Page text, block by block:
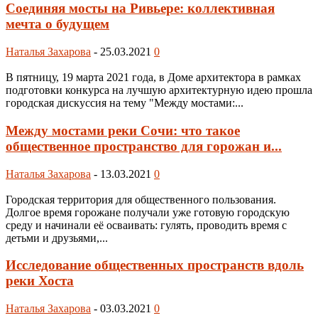
Соединяя мосты на Ривьере: коллективная
мечта о будущем
Наталья Захарова - 25.03.2021 0
В пятницу, 19 марта 2021 года, в Доме архитектора в рамках
подготовки конкурса на лучшую архитектурную идею прошла
городская дискуссия на тему "Между мостами:...
Между мостами реки Сочи: что такое
общественное пространство для горожан и...
Наталья Захарова - 13.03.2021 0
Городская территория для общественного пользования.
Долгое время горожане получали уже готовую городскую
среду и начинали её осваивать: гулять, проводить время с
детьми и друзьями,...
Исследование общественных пространств вдоль
реки Хоста
Наталья Захарова - 03.03.2021 0